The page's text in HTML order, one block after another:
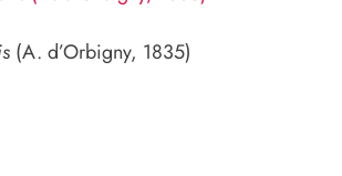
(A. d’Orbigny, 1835)